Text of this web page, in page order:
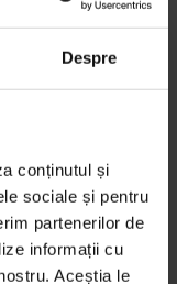
Despre
conținutul și
sociale și pentru
partenerilor de
informații cu
Aceștia le